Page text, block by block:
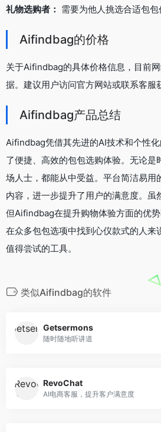
礼物选购者： 需要为他人挑选合适包包
Aifindbag的价格
关于Aifindbag的具体价格信息，目前
据。建议用户访问官方网站或联系客服
Aifindbag产品总结
Aifindbag凭借其先进的AI技术和个性
了便捷、高效的包包选购体验。无论是
场人士，都能从中受益。平台简洁易用
内容，进一步提升了用户的满意度。虽
但Aifindbag在提升购物体验方面的优
在众多包包选项中找到心仪款式的人
值得尝试的工具。
类似Aifindbag的软件
Getsermons
随时随地听讲道
RevoChat
AI电商客服，提升客户满意度